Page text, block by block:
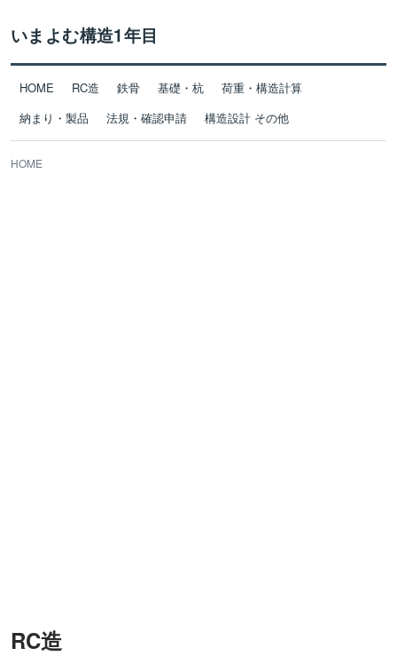
いまよむ構造1年目
HOME RC造 鉄骨 基礎・杭
荷重・構造計算
納まり・製品
法規・確認申請 構造設計 その他
HOME
RC造